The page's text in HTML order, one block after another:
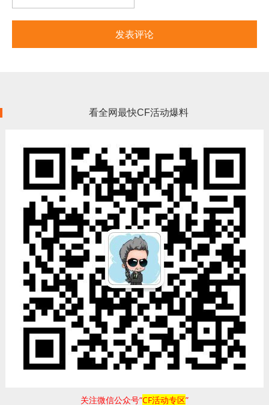
看全网最快CF活动爆料
关注微信公众号“CF活动专区”